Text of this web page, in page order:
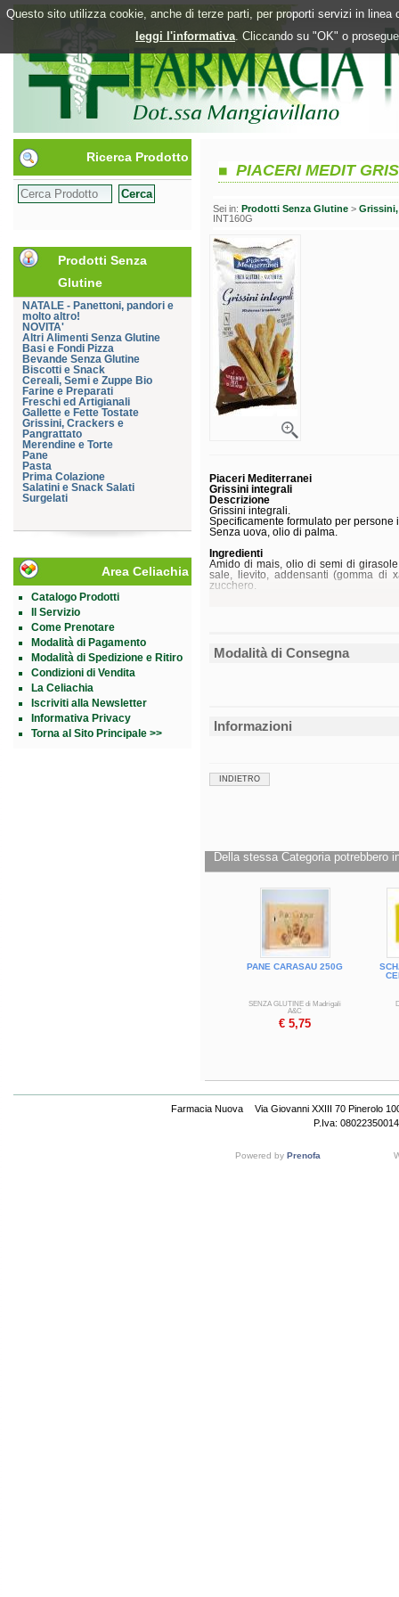
Questo sito utilizza cookie, anche di terze parti, per proporti servizi in
leggi l'informativa. Cliccando su "OK" o
Ricerca Prodotto
Prodotti Senza
Glutine
NATALE - Panettoni, pandori e
molto altro!
NOVITA'
Altri Alimenti Senza Glutine
Basi e Fondi Pizza
Bevande Senza Glutine
Biscotti e Snack
Cereali, Semi e Zuppe Bio
Farine e Preparati
Freschi ed Artigianali
Gallette e Fette Tostate
Grissini, Crackers e
Pangrattato
Merendine e Torte
Pane
Pasta
Prima Colazione
Salatini e Snack Salati
Surgelati
Area Celiachia
Catalogo Prodotti
Il Servizio
Come Prenotare
Modalità di Pagamento
Modalità di Spedizione e Ritiro
Condizioni di Vendita
La Celiachia
Iscriviti alla Newsletter
Informativa Privacy
Torna al Sito Principale >>
PIACERI MEDIT
Sei in: Prodotti Senza Glutine >
INT160G
Piaceri Mediterranei
Grissini integrali
Descrizione
Grissini integrali.
Specificamente formulato per persone
Senza uova, olio di palma.
Ingredienti
Amido di mais, olio di semi di
sale, lievito, addensanti (gomma di
zucchero.
Valori medi
Energia
Fibre
Validità a confezionamento integro: 9
Modalità di Consegna
Informazioni
INDIETRO
Della stessa Categoria potrebbero
PANE CARASAU 250G
SENZA GLUTINE di Madrigali
A&C
€ 5,75
Farmacia Nuova
Via Giovanni XXIII 70 Pinerolo
P.Iva: 08022350014
Powered by Prenofa